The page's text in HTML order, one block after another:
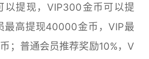
以提现，VIP300金币可以提
最高提现40000金币，VIP最
；普通会员推荐奖励10%，V